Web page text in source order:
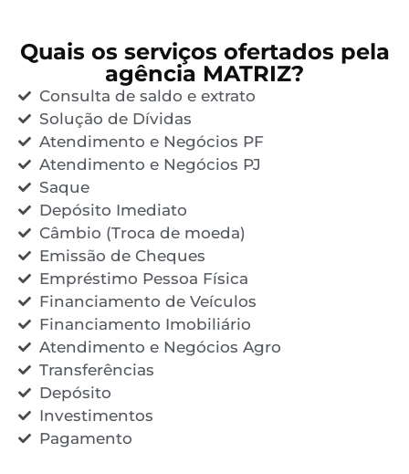
Quais os serviços ofertados pela
agência MATRIZ?
Consulta de saldo e extrato
Solução de Dívidas
Atendimento e Negócios PF
Atendimento e Negócios PJ
Saque
Depósito Imediato
Câmbio (Troca de moeda)
Emissão de Cheques
Empréstimo Pessoa Física
Financiamento de Veículos
Financiamento Imobiliário
Atendimento e Negócios Agro
Transferências
Depósito
Investimentos
Pagamento